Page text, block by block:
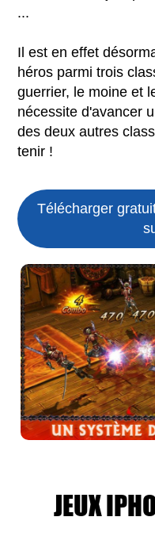
...
Il est en effet
héros parmi trois
guerrier, le moine et
nécessite d'avancer
des deux autres
tenir !
Télécharger
JEUX